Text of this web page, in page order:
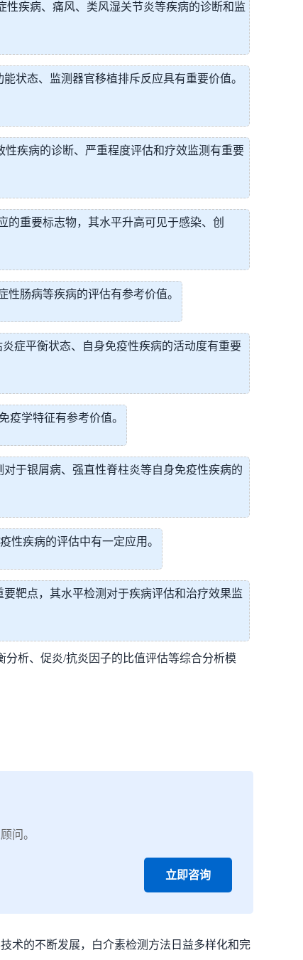
性疾病、痛风、类风湿关节炎等疾病的诊断和监
状态、监测器官移植排斥反应具有重要价值。
疾病的诊断、严重程度评估和疗效监测有重要
的重要标志物，其水平升高可见于感染、创
肠病等疾病的评估有参考价值。
症平衡状态、自身免疫性疾病的活动度有重要
疫学特征有参考价值。
于银屑病、强直性脊柱炎等自身免疫性疾病的
性疾病的评估中有一定应用。
靶点，其水平检测对于疾病评估和治疗效果监
析、促炎/抗炎因子的比值评估等综合分析模
问。
立即咨询
术的不断发展，白介素检测方法日益多样化和完